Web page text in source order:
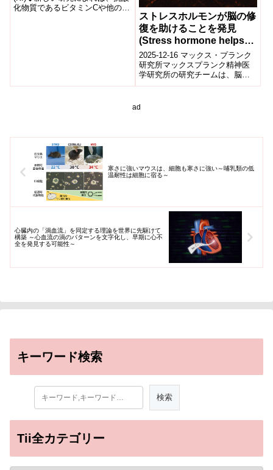
化物質であるビタミンCや他の物
ストレスホルモンが脳の修
復を助けることを発見
(Stress hormone helps
repair the brain)
2025-12-16 マックス・プランク
研究所マックスプランク精神医
学研究所の研究チームは、脳損
傷後の修復過程において、スト
たす新た...
ad
寒さに強いマウスは、細胞も寒さに強い～哺乳類の低
温耐性は細胞に宿る～
心臓内の「渦血流」を同定する理論を世界に先駆けて
構築 ～心血流の渦のパターンを文字化し、早期に心不
全を発見する可能性～
キーワード検索
Tii全カテゴリー